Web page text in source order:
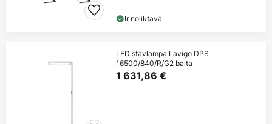
Ir noliktavā
LED stāvlampa Lavigo DPS
16500/840/R/G2 balta
1 631,86 €